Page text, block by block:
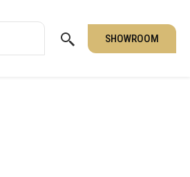
SHOWROOM